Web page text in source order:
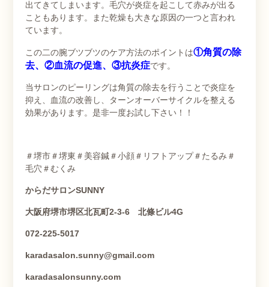
出てきてしまいます。毛穴が炎症を起こして赤みが出る
こともあります。また乾燥も大きな原因の一つと言われ
ています。
この二の腕ブツブツのケア方法のポイントは①角質の除
去、②血流の促進、③抗炎症です。
当サロンのピーリングは角質の除去を行うことで炎症を
抑え、血流の改善し、ターンオーバーサイクルを整える
効果があります。是非一度お試し下さい！！
＃堺市＃堺東＃美容鍼＃小顔＃リフトアップ＃たるみ＃
毛穴＃むくみ
からだサロンSUNNY
大阪府堺市堺区北瓦町2-3-6 北條ビル4G
072-225-5017
karadasalon.sunny@gmail.com
karadasalonsunny.com